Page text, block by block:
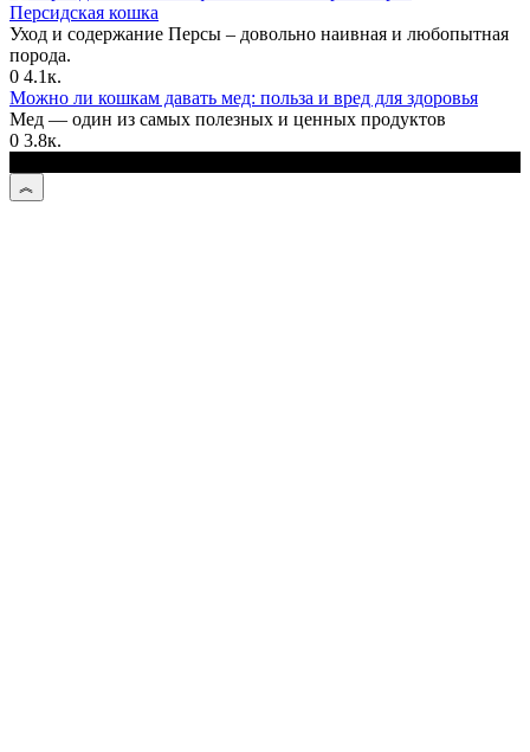
Персидская кошка
Уход и содержание Персы – довольно наивная и любопытная
порода.
0 4.1к.
Можно ли кошкам давать мед: польза и вред для здоровья
Мед — один из самых полезных и ценных продуктов
0 3.8к.